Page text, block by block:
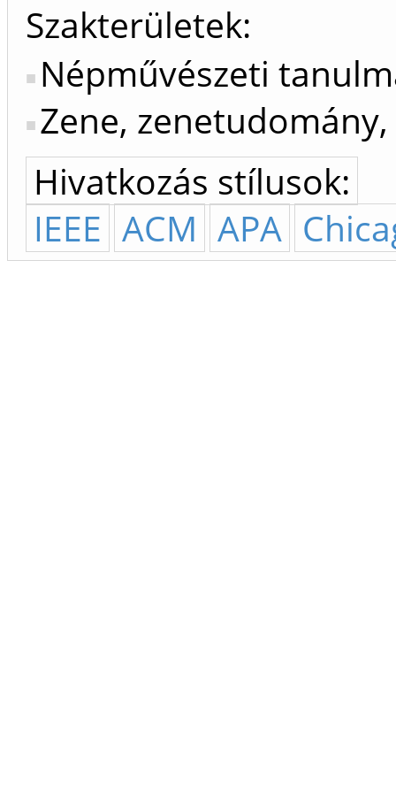
Szakterületek:
Népművészeti
Zene,
Hivatkozás stílusok:
IEEE ACM APA